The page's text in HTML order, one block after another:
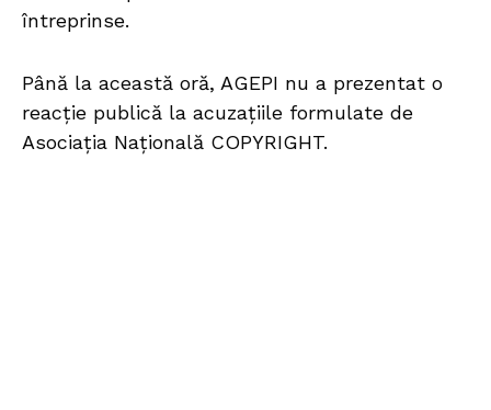
întreprinse.
Până la această oră, AGEPI nu a prezentat o
reacție publică la acuzațiile formulate de
Asociația Națională COPYRIGHT.